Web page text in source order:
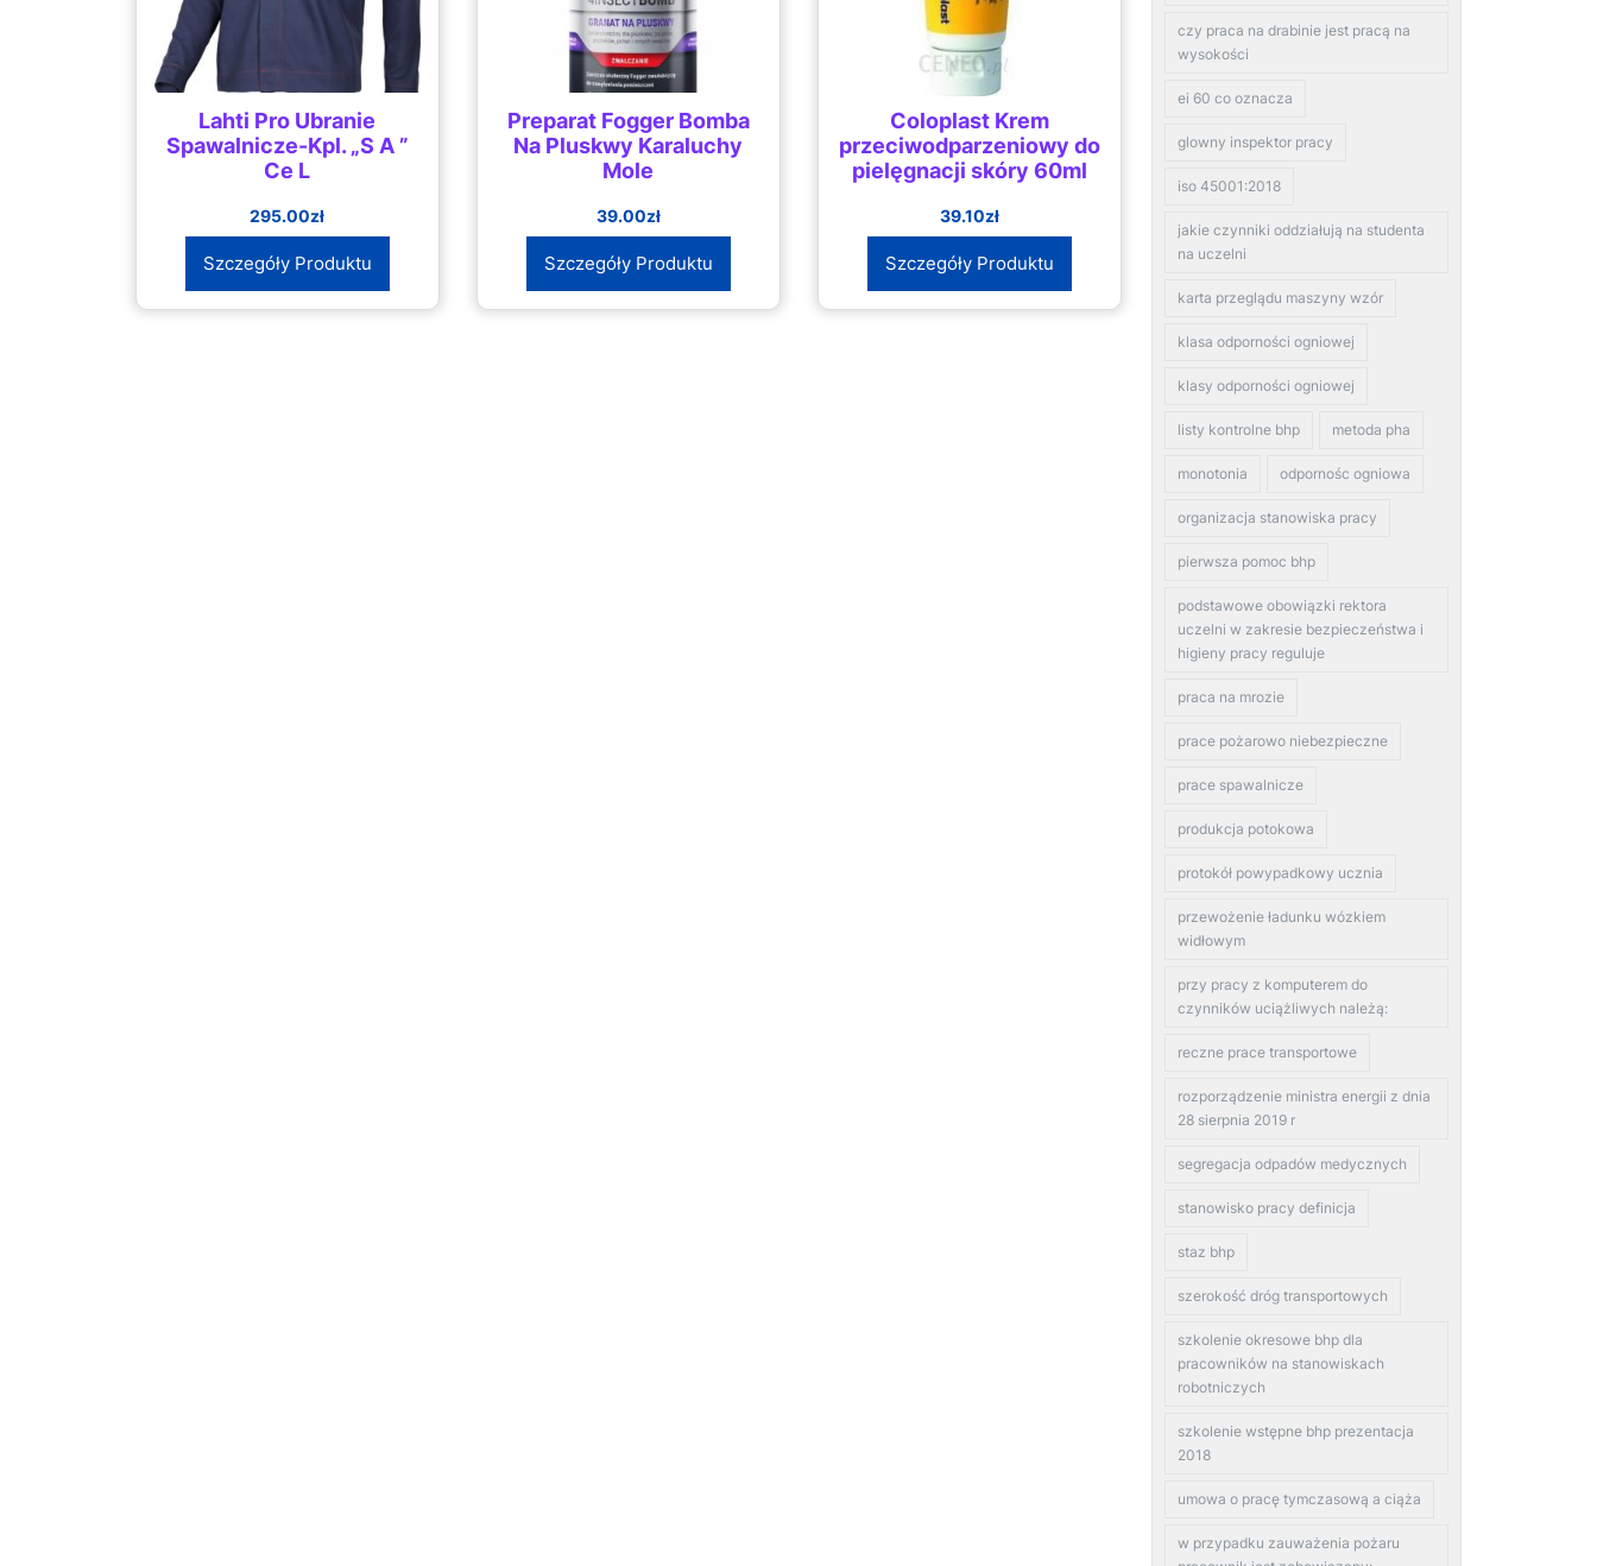
Lahti Pro Ubranie
Spawalnicze-Kpl. „S A ”
Ce L
295.00zł
Szczegóły Produktu
Preparat Fogger Bomba
Na Pluskwy Karaluchy
Mole
39.00zł
Szczegóły Produktu
Coloplast Krem
przeciwodparzeniowy do
pielęgnacji skóry 60ml
39.10zł
Szczegóły Produktu
czy praca na drabinie jest pracą na
wysokości
ei 60 co oznacza
glowny inspektor pracy
iso 45001:2018
jakie czynniki oddziałują na studenta
na uczelni
karta przeglądu maszyny wzór
klasa odporności ogniowej
klasy odporności ogniowej
listy kontrolne bhp metoda pha
monotonia odpornośc ogniowa
organizacja stanowiska pracy
pierwsza pomoc bhp
podstawowe obowiązki rektora
uczelni w zakresie bezpieczeństwa i
higieny pracy reguluje
praca na mrozie
prace pożarowo niebezpieczne
prace spawalnicze
produkcja potokowa
protokół powypadkowy ucznia
przewożenie ładunku wózkiem
widłowym
przy pracy z komputerem do
czynników uciążliwych należą:
reczne prace transportowe
rozporządzenie ministra energii z dnia
28 sierpnia 2019 r
segregacja odpadów medycznych
stanowisko pracy definicja
staz bhp
szerokość dróg transportowych
szkolenie okresowe bhp dla
pracowników na stanowiskach
robotniczych
szkolenie wstępne bhp prezentacja
2018
umowa o pracę tymczasową a ciąża
w przypadku zauważenia pożaru